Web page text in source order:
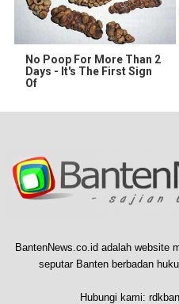
No Poop For More Than 2
Days - It's The First Sign
Of
BantenNews.co.id adalah website
seputar Banten berbadan
Hubungi kami: